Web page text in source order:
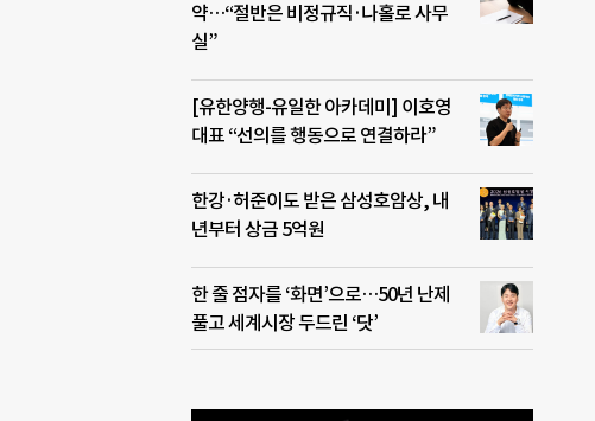
약…“절반은 비정규직·나홀로 사무
실”
[유한양행-유일한 아카데미] 이호영
대표 “선의를 행동으로 연결하라”
한강·허준이도 받은 삼성호암상, 내
년부터 상금 5억원
한 줄 점자를 ‘화면’으로…50년 난제
풀고 세계시장 두드린 ‘닷’